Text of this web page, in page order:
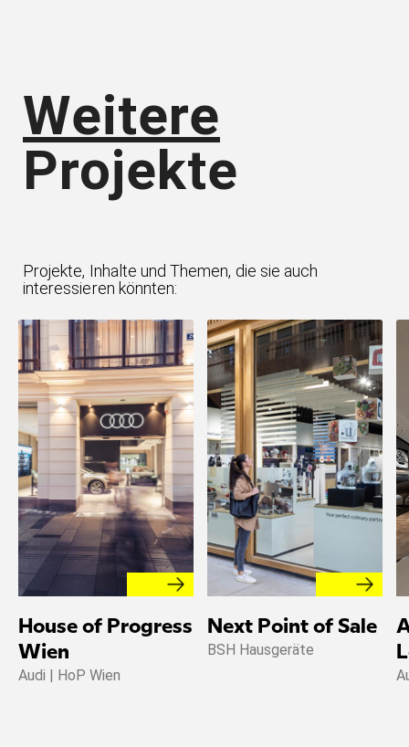
Weitere
Projekte
Projekte, Inhalte und Themen, die sie auch
interessieren könnten:
House of Progress
Wien
Audi | HoP Wien
Next Point of Sale
BSH Hausgeräte